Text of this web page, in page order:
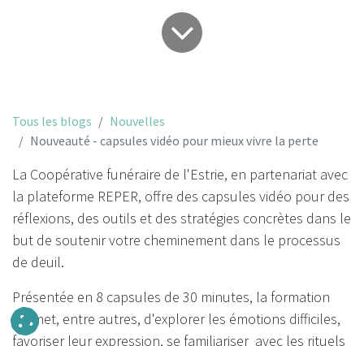
Tous les blogs
Nouvelles
Nouveauté - capsules vidéo pour mieux vivre la perte
La Coopérative funéraire de l'Estrie, en partenariat avec
la plateforme REPER, offre des capsules vidéo pour des
réflexions, des outils et des stratégies concrètes dans le
but de soutenir votre cheminement dans le processus
de deuil.
Présentée en 8 capsules de 30 minutes, la formation
permet, entre autres, d'explorer les émotions difficiles,
favoriser leur expression, se familiariser avec les rituels